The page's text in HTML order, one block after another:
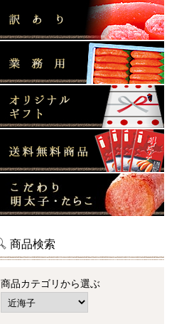
商品検索
商品カテゴリから選ぶ